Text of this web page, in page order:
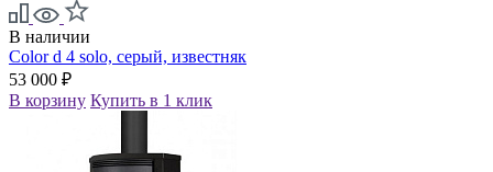
В наличии
Color d 4 solo, серый, известняк
53 000 ₽
В корзину Купить в 1 клик